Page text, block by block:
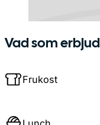
Vad som
Frukost